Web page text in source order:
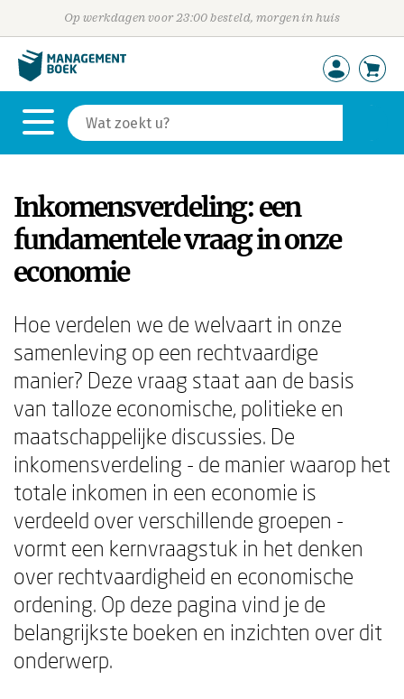
Op werkdagen voor 23:00 besteld, morgen in huis
Inkomensverdeling: een
fundamentele vraag in onze
economie
Hoe verdelen we de welvaart in onze
samenleving op een rechtvaardige
manier? Deze vraag staat aan de basis
van talloze economische, politieke en
maatschappelijke discussies. De
inkomensverdeling - de manier waarop het
totale inkomen in een economie is
verdeeld over verschillende groepen -
vormt een kernvraagstuk in het denken
over rechtvaardigheid en economische
ordening. Op deze pagina vind je de
belangrijkste boeken en inzichten over dit
onderwerp.